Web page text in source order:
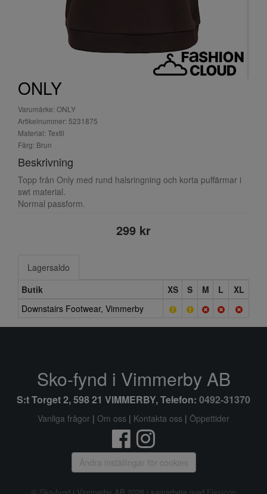
ONLY
Varumärke: ONLY
Artikelnummer: 5231875
Material: Textil
Färg: Brun
Beskrivning
Topp från Only med rund halsringning och korta puffärmar i
swt material.
Normal passform.
299 kr
Lagersaldo
Butik
XS S M L
XL
Downstairs Footwear, Vimmerby
Sko-fynd i Vimmerby AB
S:t Torget 2, 598 21 VIMMERBY, Telefon: 0492-31370
Vanliga frågor | Om oss | Kontakta oss | Öppettider
Ändra inställingar för cookies